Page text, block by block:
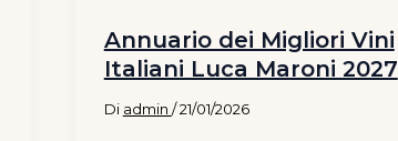
Annuario dei Migliori Vini
Italiani Luca Maroni 2027
Di admin /21/01/2026